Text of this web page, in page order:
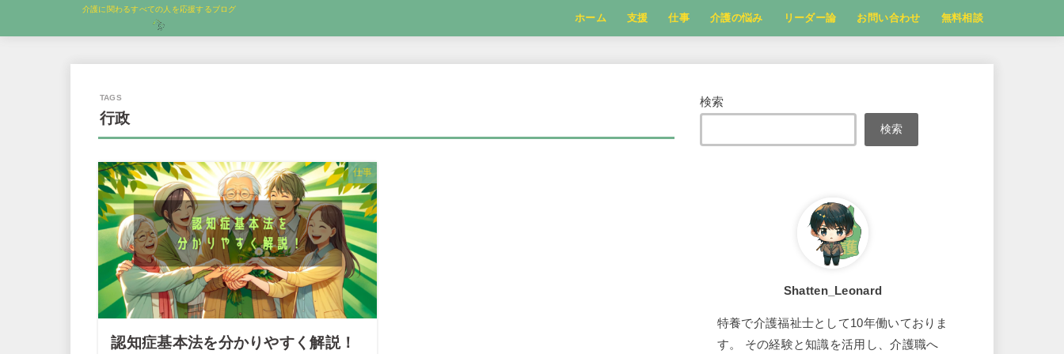
介護に関わるすべての人を応援するブログ
ホーム 支援 仕事 介護の悩み リーダー論 お問い合わせ 無料相談
行政
仕事
認知症基本法を分かりやすく解説！
検索
検索
Shatten_Leonard
特養で介護福祉士として10年働いておりま
す。 その経験と知識を活用し、介護職へ